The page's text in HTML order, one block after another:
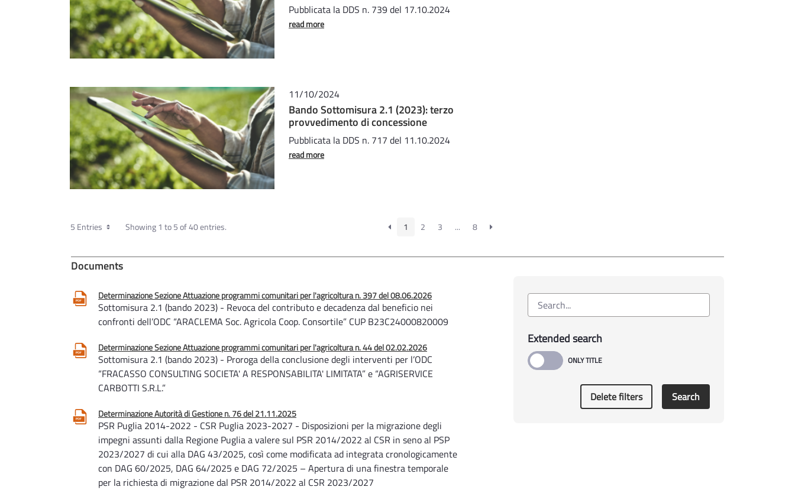
Pubblicata la DDS n. 739 del 17.10.2024
read more
11/10/2024
Bando Sottomisura 2.1 (2023): terzo
provvedimento di concessione
Pubblicata la DDS n. 717 del 11.10.2024
read more
5 Entries Showing 1 to 5 of 40 entries. 1 2 3 ... 8
Documents
Determinazione Sezione Attuazione programmi comunitari per l'agricoltura n. 397 del 08.06.2026
Sottomisura 2.1 (bando 2023) - Revoca del contributo e decadenza dal beneficio nei
confronti dell’ODC “ARACLEMA Soc. Agricola Coop. Consortile” CUP B23C24000820009
Determinazione Sezione Attuazione programmi comunitari per l'agricoltura n. 44 del 02.02.2026
Sottomisura 2.1 (bando 2023) - Proroga della conclusione degli interventi per l’ODC
“FRACASSO CONSULTING SOCIETA' A RESPONSABILITA' LIMITATA” e “AGRISERVICE
CARBOTTI S.R.L.”
Determinazione Autorità di Gestione n. 76 del 21.11.2025
PSR Puglia 2014-2022 - CSR Puglia 2023-2027 - Disposizioni per la migrazione degli
impegni assunti dalla Regione Puglia a valere sul PSR 2014/2022 al CSR in seno al PSP
2023/2027 di cui alla DAG 43/2025, così come modificata ad integrata cronologicamente
con DAG 60/2025, DAG 64/2025 e DAG 72/2025 – Apertura di una finestra temporale
per la richiesta di migrazione dal PSR 2014/2022 al CSR 2023/2027
Extended search
Delete filters Search